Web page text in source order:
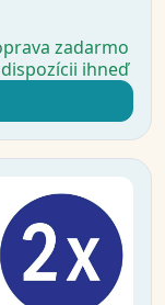
zadarmo
dispozícii ihneď